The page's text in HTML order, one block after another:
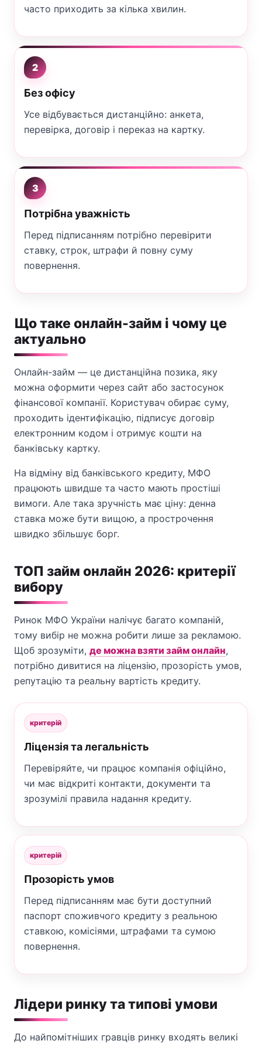
часто приходить за кілька хвилин.
2
Без офісу
Усе відбувається дистанційно: анкета,
перевірка, договір і переказ на картку.
3
Потрібна уважність
Перед підписанням потрібно перевірити
ставку, строк, штрафи й повну суму
повернення.
Що таке онлайн-займ і чому це
актуально
Онлайн-займ — це дистанційна позика, яку
можна оформити через сайт або застосунок
фінансової компанії. Користувач обирає суму,
проходить ідентифікацію, підписує договір
електронним кодом і отримує кошти на
банківську картку.
На відміну від банківського кредиту, МФО
працюють швидше та часто мають простіші
вимоги. Але така зручність має ціну: денна
ставка може бути вищою, а прострочення
швидко збільшує борг.
ТОП займ онлайн 2026: критерії
вибору
Ринок МФО України налічує багато компаній,
тому вибір не можна робити лише за рекламою.
Щоб зрозуміти, де можна взяти займ онлайн,
потрібно дивитися на ліцензію, прозорість умов,
репутацію та реальну вартість кредиту.
критерій
Ліцензія та легальність
Перевіряйте, чи працює компанія офіційно,
чи має відкриті контакти, документи та
зрозумілі правила надання кредиту.
критерій
Прозорість умов
Перед підписанням має бути доступний
паспорт споживчого кредиту з реальною
ставкою, комісіями, штрафами та сумою
повернення.
Лідери ринку та типові умови
До найпомітніших гравців ринку входять великі